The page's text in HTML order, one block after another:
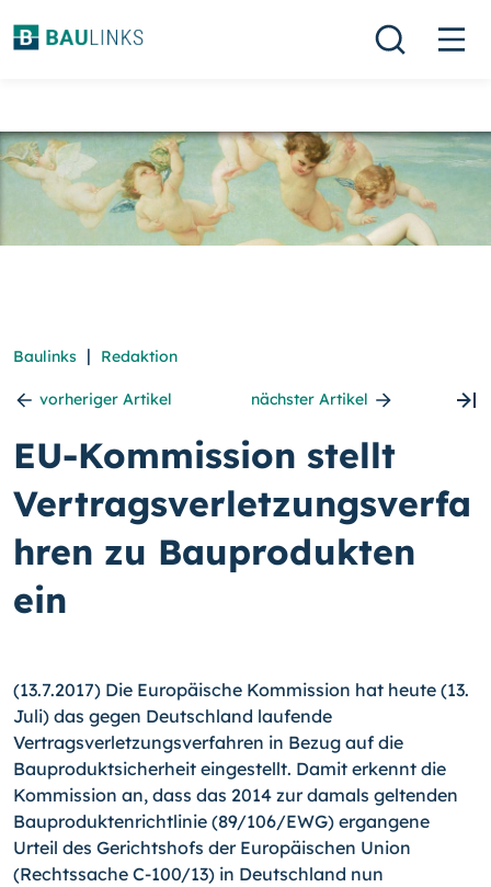
Baulinks | Redaktion
vorheriger Artikel nächster Artikel
EU-Kommission stellt
Vertragsverletzungsverfa
hren zu Bauprodukten
ein
(13.7.2017) Die Europäische Kommission hat heute (13.
Juli) das gegen Deutschland laufende
Vertragsverletzungsverfahren in Bezug auf die
Bauproduktsicherheit eingestellt. Damit erkennt die
Kommission an, dass das 2014 zur damals geltenden
Bauproduktenrichtlinie (89/106/EWG) ergangene
Urteil des Gerichtshofs der Europäischen Union
(Rechtssache C-100/13) in Deutschland nun